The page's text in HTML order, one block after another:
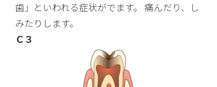
歯」といわれる症状がでます。 痛んだり、し
みたりします。
Ｃ３